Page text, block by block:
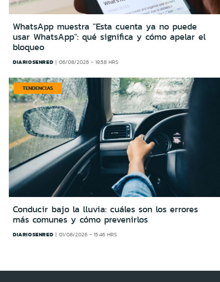
WhatsApp muestra "Esta cuenta ya no puede
usar WhatsApp": qué significa y cómo apelar el
bloqueo
DIARIOSENRED 06/08/2026 - 19:58 HRS
TENDENCIAS
Conducir bajo la lluvia: cuáles son los errores
más comunes y cómo prevenirlos
DIARIOSENRED 01/08/2026 - 15:46 HRS